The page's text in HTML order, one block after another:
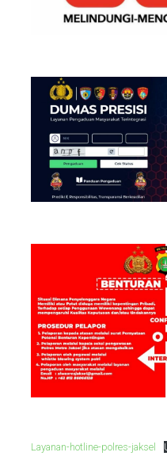
Layanan-hotline-polres-jaksel